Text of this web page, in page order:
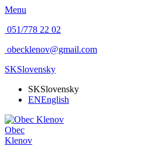
Menu
051/778 22 02
obecklenov@gmail.com
SKSlovensky
SKSlovensky
ENEnglish
Obec
Klenov